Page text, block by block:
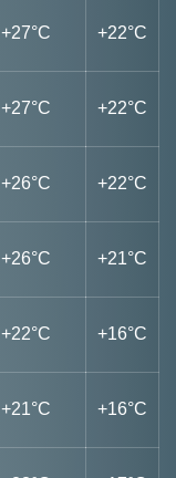
+27°C +22°C
+27°C +22°C
+26°C +22°C
+26°C +21°C
+22°C +16°C
+21°C +16°C